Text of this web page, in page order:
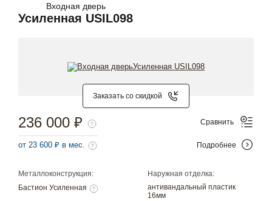
Входная дверь
Усиленная USIL098
Заказать со скидкой
Металлоконструкция:
Бастион Усиленная
Наружная отделка:
антивандальный пластик
16мм
236 000 ₽
от 23 600 ₽ в мес.
Сравнить
Подробнее